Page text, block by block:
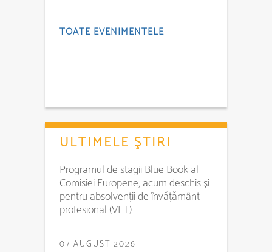
TOATE EVENIMENTELE
ULTIMELE ŞTIRI
Programul de stagii Blue Book al
Comisiei Europene, acum deschis și
pentru absolvenții de învățământ
profesional (VET)
07 AUGUST 2026